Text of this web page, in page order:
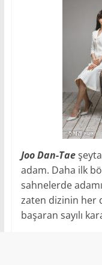
Joo Dan-Tae
adam. Daha ilk
sahnelerde
zaten dizinin her
başaran sayılı